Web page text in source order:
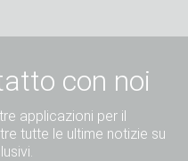
con noi
applicazioni per il
tutte le ultime notizie su